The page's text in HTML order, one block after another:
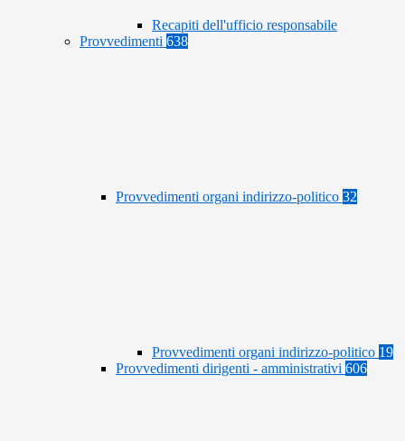
Recapiti dell'ufficio responsabile
Provvedimenti 638
Provvedimenti organi indirizzo-politico 32
Provvedimenti organi indirizzo-politico 19
Provvedimenti dirigenti - amministrativi 606